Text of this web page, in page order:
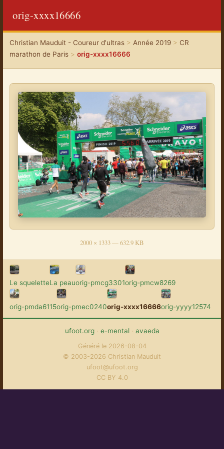
orig-xxxx16666
Christian Mauduit - Coureur d'ultras> Année 2019> CR
marathon de Paris> orig-xxxx16666
2000 × 1333 — 632.9 KB
Le squeletteLa peauorig-pmcg3301orig-pmcw8269
orig-pmda6115orig-pmec0240orig-xxxx16666orig-yyyy12574
ufoot.org· e-mental· avaeda
Généré le 2026-08-04
© 2003-2026 Christian Mauduit
ufoot@ufoot.org
CC BY 4.0